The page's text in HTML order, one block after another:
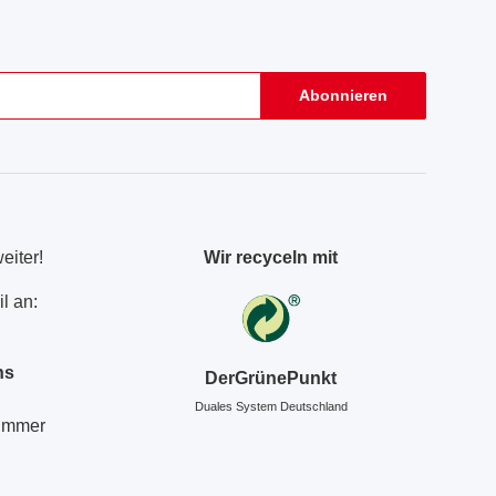
Abonnieren
an:
Wir recyceln mit
DerGrünePunkt
Duales System Deutschland